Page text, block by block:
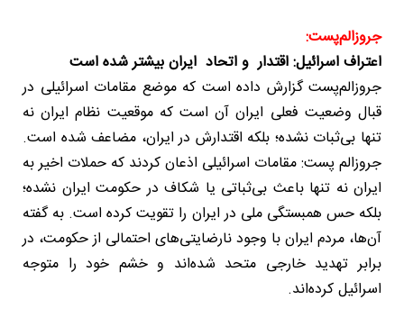
جروزالم‌پست:
اعتراف اسرائیل: اقتدار و اتحاد ایران بیشتر شده است
جروزالم‌پست گزارش داده است که موضع مقامات اسرائیلی در
قبال وضعیت فعلی ایران آن است که موقعیت نظام ایران نه
تنها بی‌ثبات نشده؛ بلکه اقتدارش در ایران، مضاعف شده است.
جروزالم پست: مقامات اسرائیلی اذعان کردند که حملات اخیر به
ایران نه تنها باعث بی‌ثباتی یا شکاف در حکومت ایران نشده؛
بلکه حس همبستگی ملی در ایران را تقویت کرده است. به گفته
آن‌ها، مردم ایران با وجود نارضایتی‌های احتمالی از حکومت، در
برابر تهدید خارجی متحد شده‌اند و خشم خود را متوجه
اسرائیل کرده‌اند.